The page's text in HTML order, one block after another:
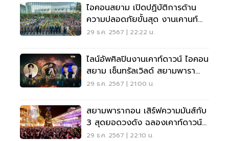
ไอคอนสยาม เปิดปฏิบัติการด้าน
ความปลอดภัยขั้นสุด งานเคานท์
ดาวน์ 2025
29 ธ.ค. 2567 | 22:22 น.
ไลน์อัพศิลปินงานเคาท์ดาวน์ ไอคอน
สยาม เซ็นทรัลเวิลด์ สยามพารา
กอน วันแบงค็อก
29 ธ.ค. 2567 | 21:00 น.
สยามพารากอน เสิร์ฟความมันส์กับ
3 สุดยอดวงดัง ฉลองเคาท์ดาวน์
2568
29 ธ.ค. 2567 | 22:10 น.